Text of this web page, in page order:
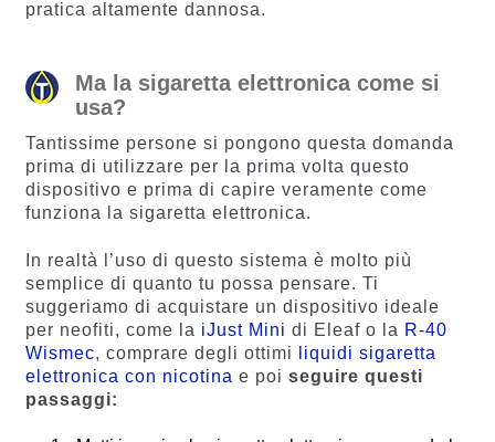
pratica altamente dannosa.
Ma la sigaretta elettronica come si
usa?
Tantissime persone si pongono questa domanda
prima di utilizzare per la prima volta questo
dispositivo e prima di capire veramente come
funziona la sigaretta elettronica.
In realtà l’uso di questo sistema è molto più
semplice di quanto tu possa pensare. Ti
suggeriamo di acquistare un dispositivo ideale
per neofiti, come la iJust Mini di Eleaf o la R-40
Wismec, comprare degli ottimi
liquidi sigaretta
elettronica con nicotina e poi seguire questi
passaggi: